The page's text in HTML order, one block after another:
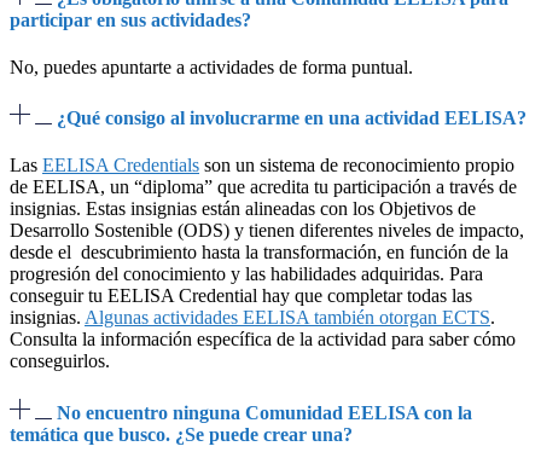
participar en sus actividades?
No, puedes apuntarte a actividades de forma puntual.
¿Qué consigo al involucrarme en una actividad EELISA?
Las EELISA Credentials son un sistema de reconocimiento propio
de EELISA, un “diploma” que acredita tu participación a través de
insignias. Estas insignias están alineadas con los Objetivos de
Desarrollo Sostenible (ODS) y tienen diferentes niveles de impacto,
desde el descubrimiento hasta la transformación, en función de la
progresión del conocimiento y las habilidades adquiridas. Para
conseguir tu EELISA Credential hay que completar todas las
insignias. Algunas actividades EELISA también otorgan ECTS.
Consulta la información específica de la actividad para saber cómo
conseguirlos.
No encuentro ninguna Comunidad EELISA con la
temática que busco. ¿Se puede crear una?